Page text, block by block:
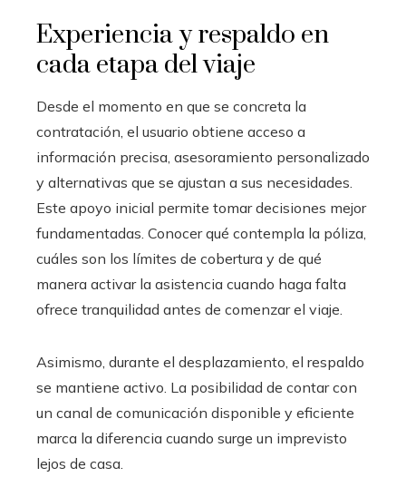
Experiencia y respaldo en
cada etapa del viaje
Desde el momento en que se concreta la
contratación, el usuario obtiene acceso a
información precisa, asesoramiento personalizado
y alternativas que se ajustan a sus necesidades.
Este apoyo inicial permite tomar decisiones mejor
fundamentadas. Conocer qué contempla la póliza,
cuáles son los límites de cobertura y de qué
manera activar la asistencia cuando haga falta
ofrece tranquilidad antes de comenzar el viaje.
Asimismo, durante el desplazamiento, el respaldo
se mantiene activo. La posibilidad de contar con
un canal de comunicación disponible y eficiente
marca la diferencia cuando surge un imprevisto
lejos de casa.